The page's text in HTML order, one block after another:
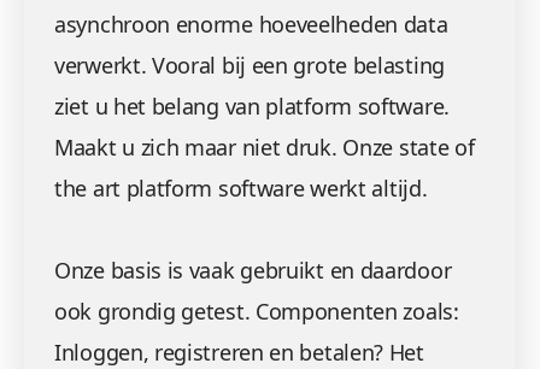
asynchroon enorme hoeveelheden data
verwerkt. Vooral bij een grote belasting
ziet u het belang van platform software.
Maakt u zich maar niet druk. Onze state of
the art platform software werkt altijd.
Onze basis is vaak gebruikt en daardoor
ook grondig getest. Componenten zoals:
Inloggen, registreren en betalen? Het